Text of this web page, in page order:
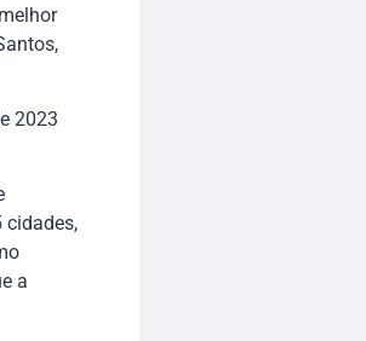
2023
cidades,
a